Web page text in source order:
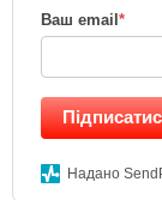
Ваш email *
Надано